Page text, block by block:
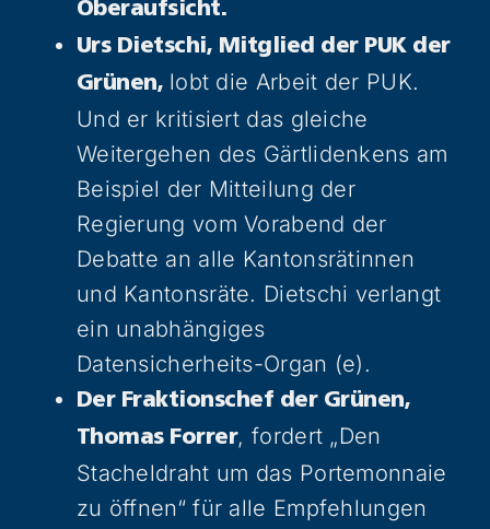
Oberaufsicht.
Urs Dietschi, Mitglied der PUK der
Grünen, lobt die Arbeit der PUK.
Und er kritisiert das gleiche
Weitergehen des Gärtlidenkens am
Beispiel der Mitteilung der
Regierung vom Vorabend der
Debatte an alle Kantonsrätinnen
und Kantonsräte. Dietschi verlangt
ein unabhängiges
Datensicherheits-Organ (e).
Der Fraktionschef der Grünen,
Thomas Forrer, fordert „Den
Stacheldraht um das Portemonnaie
zu öffnen“ für alle Empfehlungen